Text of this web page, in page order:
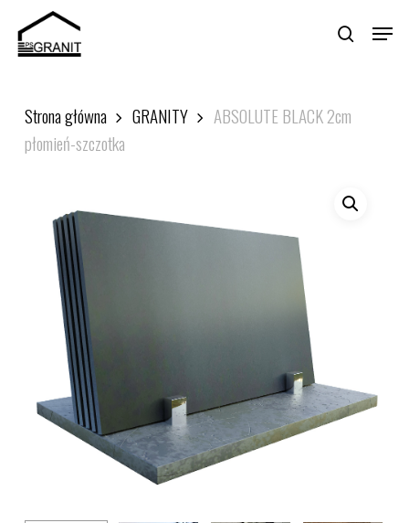
main search
Menu
Strona główna GRANITY
ABSOLUTE BLACK 2cm
płomień-szczotka